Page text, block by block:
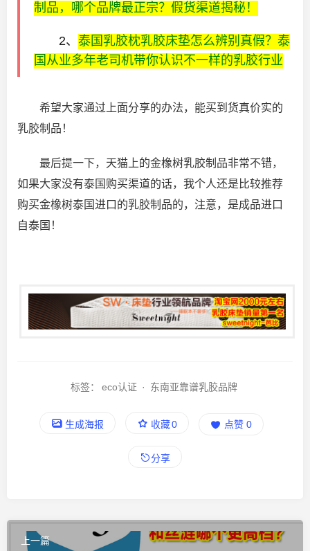
制品，哪个品牌最正宗？假货渠道揭秘！
2、 泰国乳胶枕乳胶床垫怎么辨别真假？泰
国从业多年老司机带你认识不一样的乳胶行业
希望大家通过上面分享的办法，能买到货真价实的
乳胶制品！
最后提一下，天猫上的金橡树乳胶制品非常不错，
如果大家没有泰国购买渠道的话，我个人还是比较推荐
购买金橡树泰国进口的乳胶制品的，注意，是成品进口
自泰国！
标签： eco认证 · 东南亚靠谱乳胶品牌
生成海报 收藏0 点赞 0
分享
上一篇